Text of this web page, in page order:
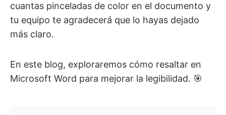
cuantas pinceladas de color en el documento y
tu equipo te agradecerá que lo hayas dejado
más claro.
En este blog, exploraremos cómo resaltar en
Microsoft Word para mejorar la legibilidad. 🎯